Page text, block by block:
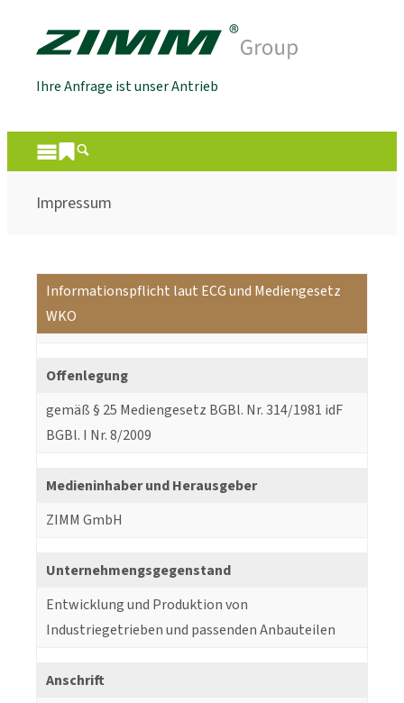
Ihre Anfrage ist unser Antrieb
Impressum
Informationspflicht laut ECG und Mediengesetz
WKO
Offenlegung
gemäß § 25 Mediengesetz BGBl. Nr. 314/1981 idF
BGBl. I Nr. 8/2009
Medieninhaber und Herausgeber
ZIMM GmbH
Unternehmengsgegenstand
Entwicklung und Produktion von
Industriegetrieben und passenden Anbauteilen
Anschrift